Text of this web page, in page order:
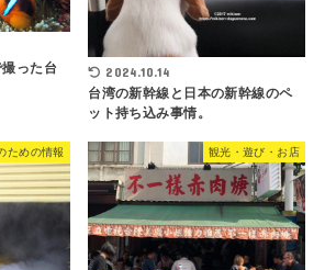
った台
2024.10.14
台湾の新幹線と日本の新幹線のペ
ット持ち込み事情。
ための情報 観光・遊び・お店